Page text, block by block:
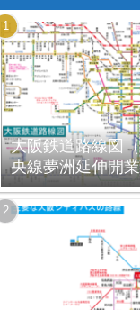
大阪鉄道路線図
央線夢洲延伸開